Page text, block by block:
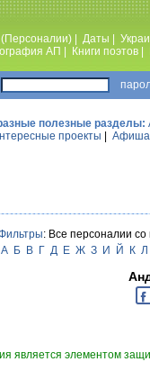
Даты
АП Книги поэтов
полезные разделы:
проекты Афиша
: Все персоналии со
А
Б В Г Д Е Ж З И Й К Л
является элементом